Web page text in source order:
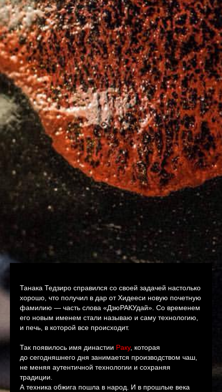
Танака Тедзиро справился со своей задачей настолько
хорошо, что получил в дар от Хидееси новую почетную
фамилию — часть слова «ДзюРАКУдай». Со временем
его новым именем стали называю и саму технологию,
и печь, в которой все происходит.
Так появилось имя династии Раку, которая
до сегодняшнего дня занимается производством чаш,
не меняя аутентичной технологии и сохраняя
традиции.
А техника обжига пошла в народ. И в прошлые века